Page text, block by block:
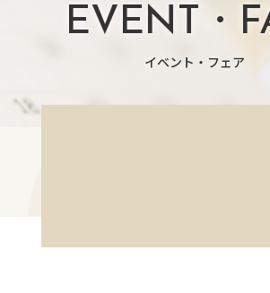
EVENT・
イベント・フェア